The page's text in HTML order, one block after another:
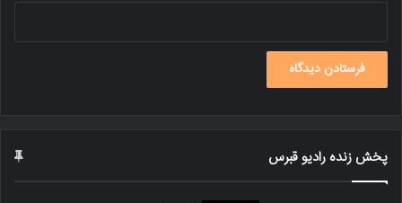
پخش زنده رادیو قبرس